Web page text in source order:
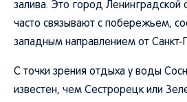
залива. Это город Ленинградской
часто связывают с побережьем,
западным направлением от Санкт-
С точки зрения отдыха у воды
известен, чем Сестрорецк или